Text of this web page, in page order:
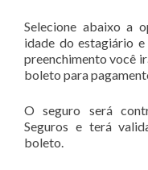
Selecione abaixo a
idade do estagiário e
preenchimento você
boleto para
O seguro será
Seguros e terá
boleto.